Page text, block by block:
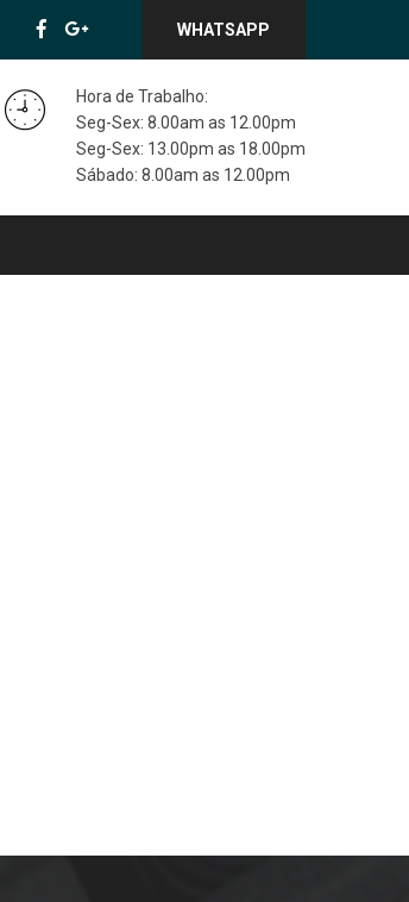
WHATSAPP
Hora de Trabalho:
Seg-Sex: 8.00am as 12.00pm
Seg-Sex: 13.00pm as 18.00pm
Sábado: 8.00am as 12.00pm